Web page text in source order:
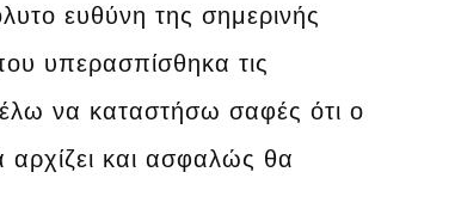
ευθύνη της σημερινής
υπερασπίσθηκα τις
να καταστήσω σαφές ότι ο
και ασφαλώς θα